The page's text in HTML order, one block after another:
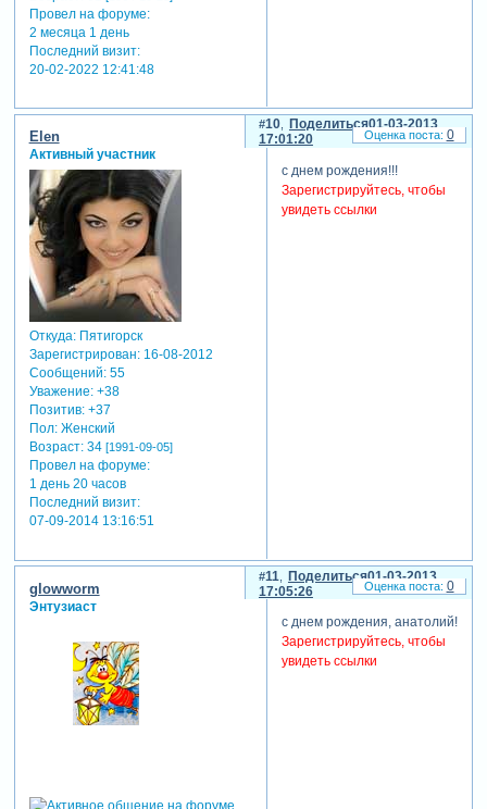
Провел на форуме:
2 месяца 1 день
Последний визит:
20-02-2022 12:41:48
Поделиться
10
01-03-2013
17:01:20
Elen
Активный участник
Откуда:Пятигорск
Зарегистрирован: 16-08-2012
Сообщений:55
Уважение: +38
Позитив: +37
Пол:Женский
Возраст:34 [1991-09-05]
Провел на форуме:
1 день 20 часов
Последний визит:
07-09-2014 13:16:51
с днем рождения!!!
Зарегистрируйтесь, чтобы
увидеть ссылки
0
Поделиться
11
01-03-2013
17:05:26
glowworm
Энтузиаст
с днем рождения, анатолий!
Зарегистрируйтесь, чтобы
увидеть ссылки
0